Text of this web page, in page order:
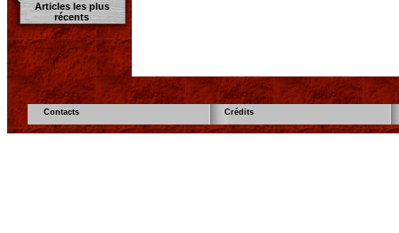
Articles les plus
récents
Contacts Crédits